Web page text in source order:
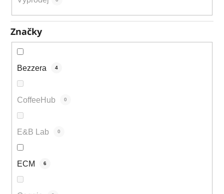
Značky
Bezzera 4
CoffeeHub 0
E&B Lab 0
ECM 6